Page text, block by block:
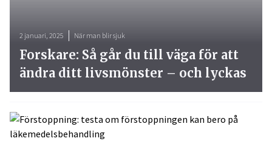
2 januari, 2025 När man blir sjuk
Forskare: Så går du till väga för att
ändra ditt livsmönster – och lyckas